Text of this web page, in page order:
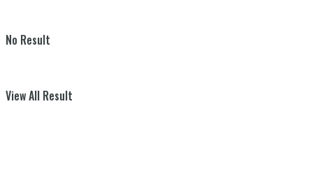
No Result
View All Result